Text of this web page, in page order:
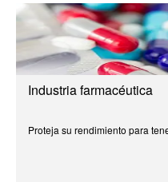
Industria farmacéutica
Proteja su rendimiento para